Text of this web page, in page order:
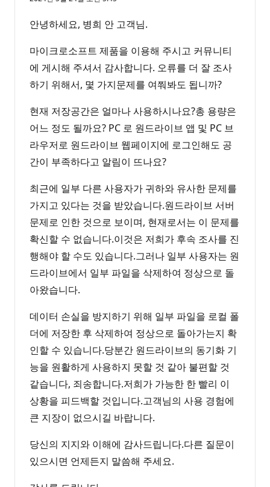
안녕하세요, 병희 안 고객님.
마이크로소프트 제품을 이용해 주시고 커뮤니티
에 게시해 주셔서 감사합니다. 오류를 더 잘 조사
하기 위해서, 몇 가지문제를 여쭤봐도 됩니까?
현재 저장공간은 얼마나 사용하시나요?총 용량은
어느 정도 될까요? PC 로 원드라이브 앱 및 PC 브
라우저로 원드라이브 웹페이지에 로그인해도 공
간이 부족하다고 알림이 뜨나요?
최근에 일부 다른 사용자가 귀하와 유사한 문제를
가지고 있다는 것을 받았습니다.원드라이브 서버
문제로 인한 것으로 보이며, 현재로서는 이 문제를
확신할 수 없습니다.이것은 저희가 후속 조사를 진
행해야 할 수도 있습니다.그러나 일부 사용자는 원
드라이브에서 일부 파일을 삭제하여 정상으로 돌
아왔습니다.
데이터 손실을 방지하기 위해 일부 파일을 로컬 폴
더에 저장한 후 삭제하여 정상으로 돌아가는지 확
인할 수 있습니다.당분간 원드라이브의 동기화 기
능을 원활하게 사용하지 못할 것 같아 불편할 것
같습니다, 죄송합니다.저희가 가능한 한 빨리 이
상황을 피드백할 것입니다.고객님의 사용 경험에
큰 지장이 없으시길 바랍니다.
당신의 지지와 이해에 감사드립니다.다른 질문이
있으시면 언제든지 말씀해 주세요.